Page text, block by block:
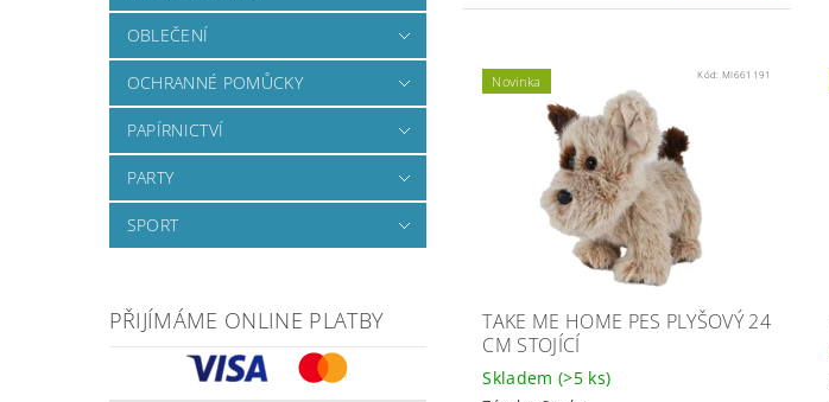
OBLEČENÍ
OCHRANNÉ POMŮCKY
PAPÍRNICTVÍ
PARTY
SPORT
PŘIJÍMÁME ONLINE PLATBY
Novinka Kód: MI661191
TAKE ME HOME PES PLYŠOVÝ 24
CM STOJÍCÍ
Skladem (>5 ks)